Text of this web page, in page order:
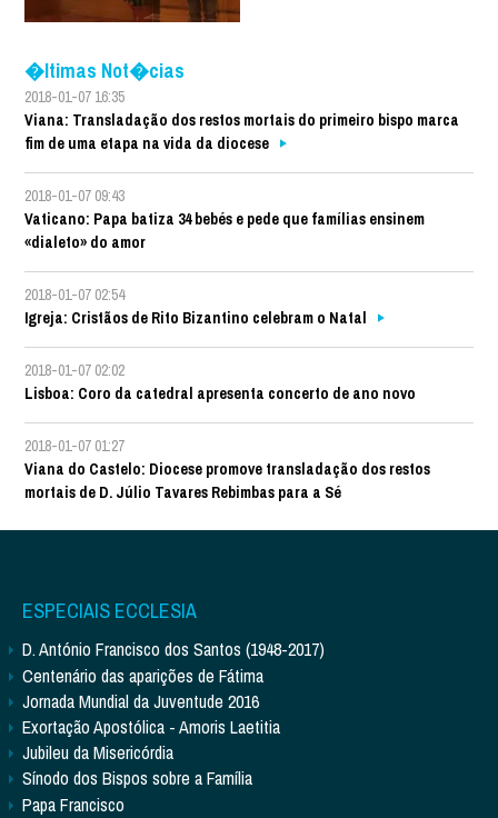
�ltimas Not�cias
2018-01-07 16:35
Viana: Transladação dos restos mortais do primeiro bispo marca
fim de uma etapa na vida da diocese
2018-01-07 09:43
Vaticano: Papa batiza 34 bebés e pede que famílias ensinem
«dialeto» do amor
2018-01-07 02:54
Igreja: Cristãos de Rito Bizantino celebram o Natal
2018-01-07 02:02
Lisboa: Coro da catedral apresenta concerto de ano novo
2018-01-07 01:27
Viana do Castelo: Diocese promove transladação dos restos
mortais de D. Júlio Tavares Rebimbas para a Sé
ESPECIAIS ECCLESIA
D. António Francisco dos Santos (1948-2017)
Centenário das aparições de Fátima
Jornada Mundial da Juventude 2016
Exortação Apostólica - Amoris Laetitia
Jubileu da Misericórdia
Sínodo dos Bispos sobre a Família
Papa Francisco